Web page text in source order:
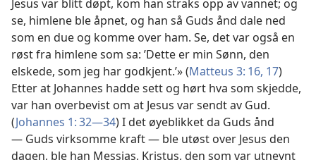
Jesus var blitt døpt, kom han straks opp av vannet; og
se, himlene ble åpnet, og han så Guds ånd dale ned
som en due og komme over ham. Se, det var også en
røst fra himlene som sa: ’Dette er min Sønn, den
elskede, som jeg har godkjent.’» (Matteus 3: 16, 17)
Etter at Johannes hadde sett og hørt hva som skjedde,
var han overbevist om at Jesus var sendt av Gud.
(Johannes 1: 32—34) I det øyeblikket da Guds ånd
— Guds virksomme kraft — ble utøst over Jesus den
dagen, ble han Messias, Kristus, den som var utnevnt